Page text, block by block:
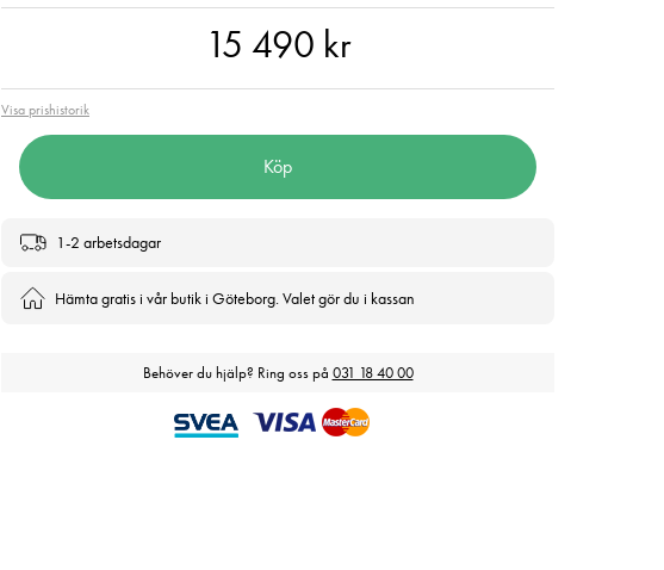
15 490 kr15 490 kr
Visa prishistorik
Köp
1-2 arbetsdagar
Hämta gratis i vår butik i Göteborg. Valet gör du i kassan
Behöver du hjälp? Ring oss på 031 18 40 00